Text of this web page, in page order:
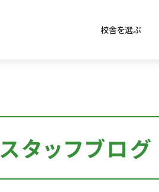
校舎を選ぶ
スタッフブログ